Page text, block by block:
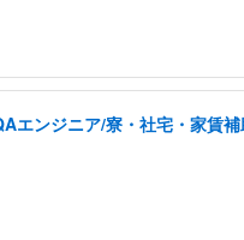
エンジニア/寮・社宅・家賃